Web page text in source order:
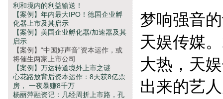
利和境内的利益输送！
【案例】年内最大IPO！德国企业孵
化器上市及其启示
【案例】美国企业孵化器/加速器及其
启示
【案例】“中国好声音”资本运作，或
将催生两家上市公司
【案例】万达转道境外上市之谜
心花路放背后资本运作：8天获8亿票
房， 一夜暴赚8千万
杨丽萍融资记：几经周折上市路，孔
梦响强音
天娱传媒
大热，天
出来的艺